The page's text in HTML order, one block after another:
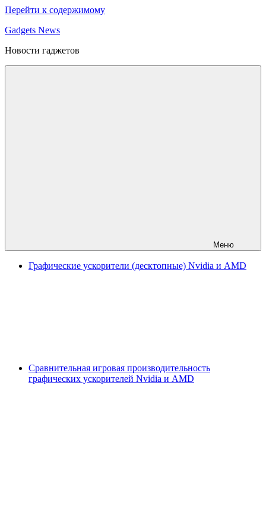
Перейти к содержимому
Gadgets News
Новости гаджетов
Меню
Графические ускорители (десктопные) Nvidia и AMD
Сравнительная игровая производительность
графических ускорителей Nvidia и AMD